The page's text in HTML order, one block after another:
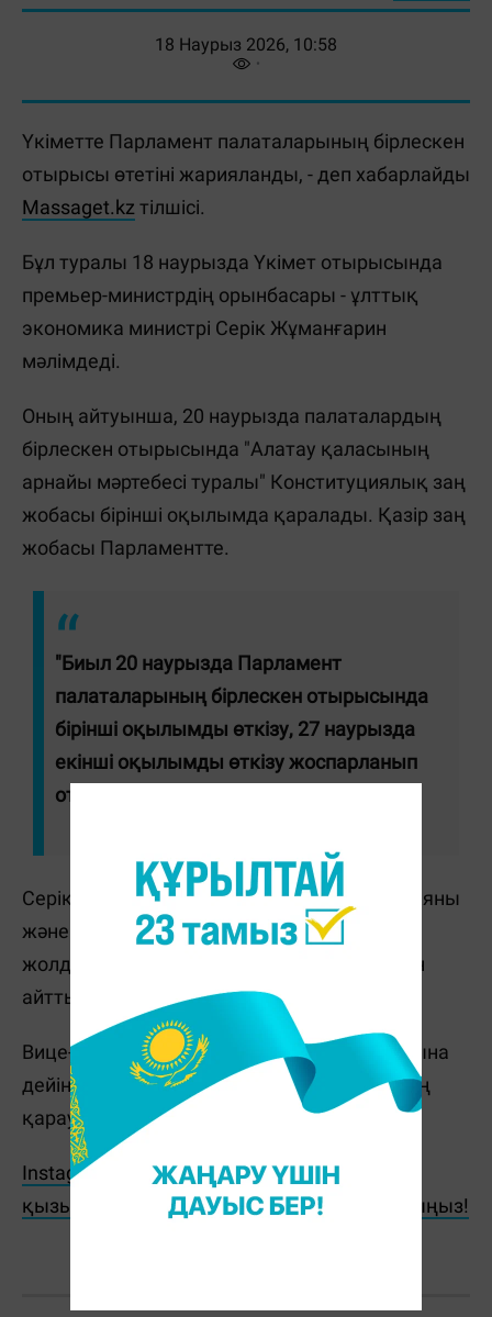
18 Наурыз 2026, 10:58
Үкіметте Парламент палаталарының бірлескен
отырысы өтетіні жарияланды, - деп хабарлайды
Massaget.kz тілшісі.
Бұл туралы 18 наурызда Үкімет отырысында
премьер-министрдің орынбасары - ұлттық
экономика министрі Серік Жұманғарин
мәлімдеді.
Оның айтуынша, 20 наурызда палаталардың
бірлескен отырысында "Алатау қаласының
арнайы мәртебесі туралы" Конституциялық заң
жобасы бірінші оқылымда қаралады. Қазір заң
жобасы Парламентте.
"Биыл 20 наурызда Парламент
палаталарының бірлескен отырысында
бірінші оқылымды өткізу, 27 наурызда
екінші оқылымды өткізу жоспарланып
отыр", - деді Серік Жұманғарин.
Серік Жұманғарин құжат жаңа Конституцияны
және Мемлекет басшысының 2025 жылғы
жолдауын іске асыру аясында әзірленгенін
айтты.
Вице-премьердің сөзінше, наурыздың аяғына
дейін заң жобасын Мемлекет басшысының
қарауына ұсыну жоспарланып отыр.
Instagram парақшамызға жазылып, ең
қызықты ақпараттарды бірінші болып оқыңыз!